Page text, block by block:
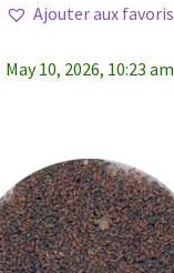
Ajouter aux favoris
May 10, 2026, 10:23 am